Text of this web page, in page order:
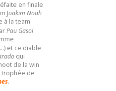
en finale
Joakim Noah
à la team
Pau Gasol
et ce diable
qui
de la win
trophée de
.